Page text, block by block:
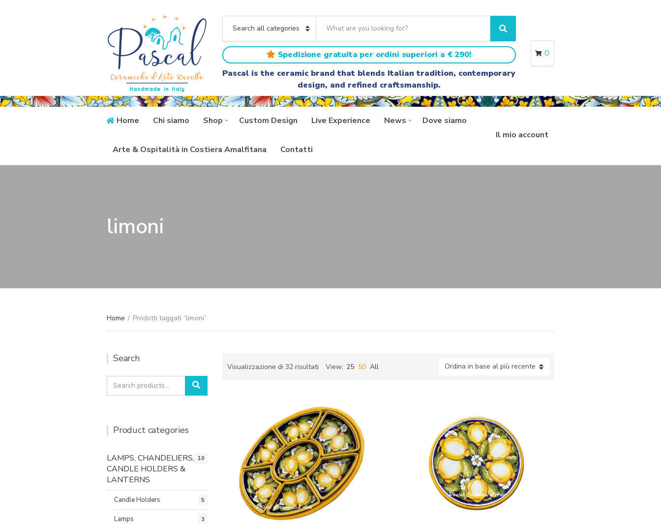
a
t
e
g
o
y
n
m
a
r
c
h
t
e
x
t
S
e
a
r
c
h
Spedizione gratuita per ordini superiori a € 290!
Pascal is the ceramic brand that blends Italian tradition, contemporary
design, and refined craftsmanship.
0
Home Chi siamo Shop Custom Design Live Experience News Dove siamo
Arte & Ospitalità in Costiera Amalfitana Contatti
Il mio account
limoni
Home / Prodotti taggati “limoni”
Visualizzazione di 32 risultati Ordina
recente
View: 25 50 All
Search
Search
for:
Search
Product categories
LAMPS, CHANDELIERS,
CANDLE HOLDERS &
LANTERNS
10
Candle Holders 5
Lamps 3